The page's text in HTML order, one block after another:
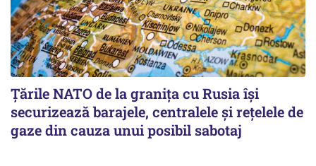
Țările NATO de la granița cu Rusia își
securizează barajele, centralele și rețelele de
gaze din cauza unui posibil sabotaj